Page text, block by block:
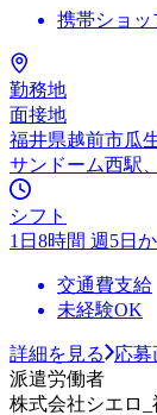
携帯ショッ
勤務地
面接地
福井県越前市瓜
サンドーム西駅
シフト
1日8時間 週5日
交通費支給
未経験OK
詳細を見る
応募
派遣労働者
株式会社シエロ